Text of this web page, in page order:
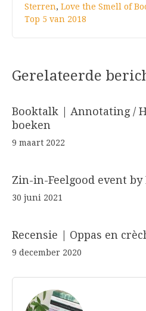
Sterren, Love the Smell of
Top 5 van 2018
Gerelateerde
Booktalk | Annotating /
boeken
9 maart 2022
Zin-in-Feelgood event
30 juni 2021
Recensie | Oppas en
9 december 2020